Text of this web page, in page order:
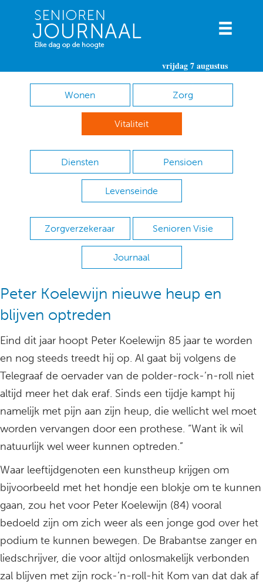
vrijdag 7 augustus
Wonen Zorg
Vitaliteit
Diensten Pensioen
Levenseinde
Zorgverzekeraar Senioren Visie
Journaal
Peter Koelewijn nieuwe heup en
blijven optreden
Eind dit jaar hoopt Peter Koelewijn 85 jaar te worden
en nog steeds treedt hij op. Al gaat bij volgens de
Telegraaf de oervader van de polder-rock-’n-roll niet
altijd meer het dak eraf. Sinds een tijdje kampt hij
namelijk met pijn aan zijn heup, die wellicht wel moet
worden vervangen door een prothese. “Want ik wil
natuurlijk wel weer kunnen optreden.”
Waar leeftijdgenoten een kunstheup krijgen om
bijvoorbeeld met het hondje een blokje om te kunnen
gaan, zou het voor Peter Koelewijn (84) vooral
bedoeld zijn om zich weer als een jonge god over het
podium te kunnen bewegen. De Brabantse zanger en
liedschrijver, die voor altijd onlosmakelijk verbonden
zal blijven met zijn rock-’n-roll-hit Kom van dat dak af